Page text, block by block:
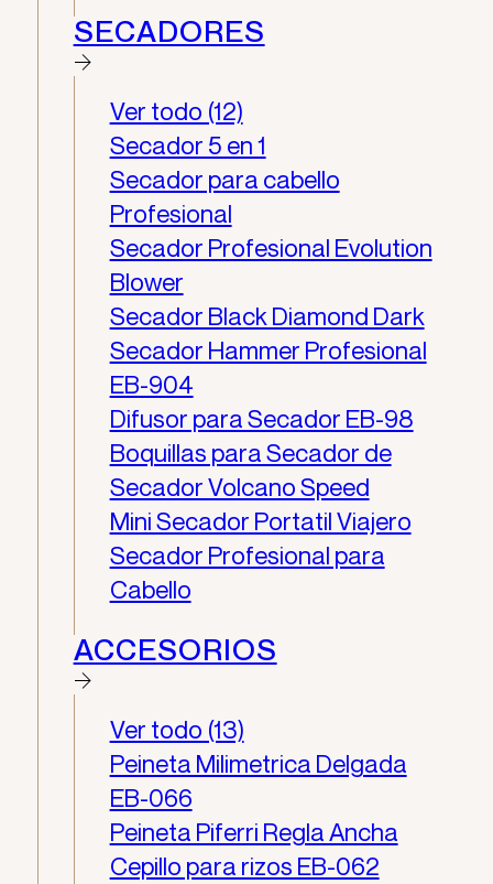
SECADORES
Ver todo (12)
Secador 5 en 1
Secador para cabello
Profesional
Secador Profesional Evolution
Blower
Secador Black Diamond Dark
Secador Hammer Profesional
EB-904
Difusor para Secador EB-98
Boquillas para Secador de
Secador Volcano Speed
Mini Secador Portatil Viajero
Secador Profesional para
Cabello
ACCESORIOS
Ver todo (13)
Peineta Milimetrica Delgada
EB-066
Peineta Piferri Regla Ancha
Cepillo para rizos EB-062